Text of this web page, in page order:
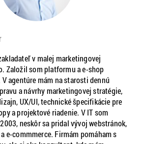
v malej marketingovej
Založil som platformu a e-shop
agentúre mám na starosti dennú
a návrhy marketingovej stratégie,
UX/UI, technické špecifikácie pre
a projektové riadenie. V IT som
neskôr sa pridal vývoj webstránok,
e-commmerce. Firmám pomáham s